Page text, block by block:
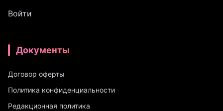
Войти
Документы
Договор оферты
Политика конфиденциальности
Редакционная политика